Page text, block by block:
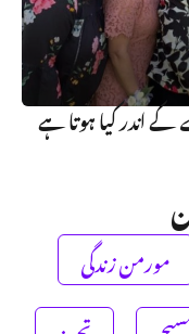
اندر کیا ہوتا ہے
مورمن زندگی